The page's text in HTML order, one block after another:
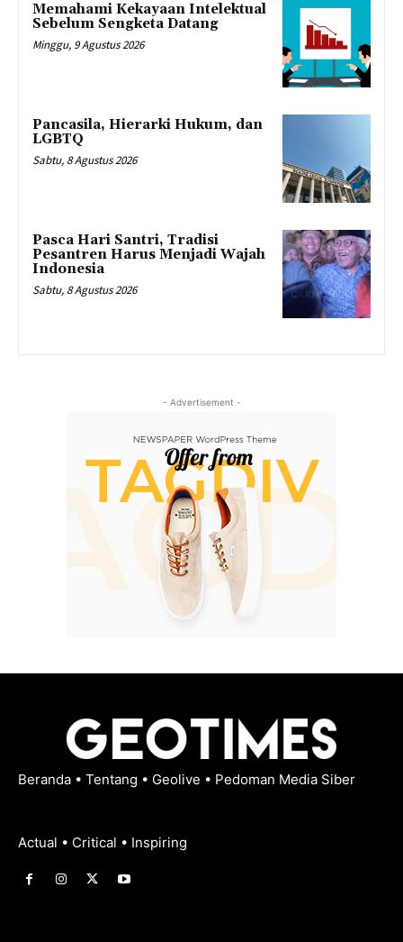
Memahami Kekayaan Intelektual
Sebelum Sengketa Datang
Minggu, 9 Agustus 2026
Pancasila, Hierarki Hukum, dan
LGBTQ
Sabtu, 8 Agustus 2026
Pasca Hari Santri, Tradisi
Pesantren Harus Menjadi Wajah
Indonesia
Sabtu, 8 Agustus 2026
- Advertisement -
Beranda • Tentang • Geolive • Pedoman Media Siber
Actual • Critical • Inspiring